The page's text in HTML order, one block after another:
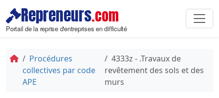
Repreneurs.com
Portail de la reprise d'entreprises en difficulté
Procédures
collectives par code
APE
4333z - .Travaux de
revêtement des sols et des
murs